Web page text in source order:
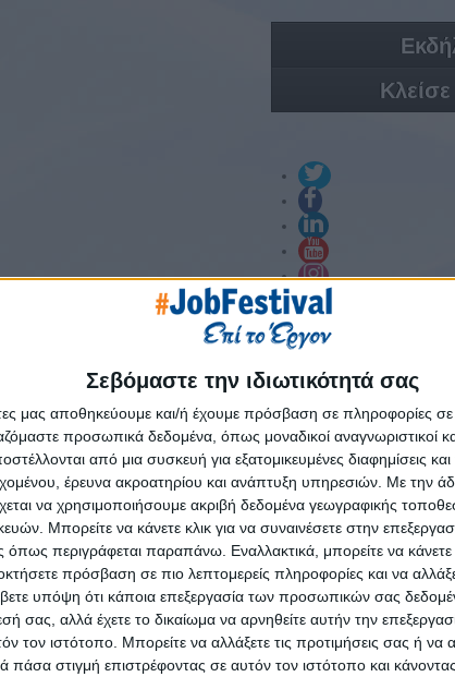
Σεβόμαστε την ιδιωτικότητά σας
μας αποθηκεύουμε και/ή έχουμε πρόσβαση σε πληροφορίες
προσωπικά δεδομένα, όπως μοναδικοί αναγνωριστικοί
από μια συσκευή για εξατομικευμένες διαφημίσεις
έρευνα ακροατηρίου και ανάπτυξη υπηρεσιών. Με την
να χρησιμοποιήσουμε ακριβή δεδομένα γεωγραφικής
Μπορείτε να κάνετε κλικ για να συναινέσετε στην
περιγράφεται παραπάνω. Εναλλακτικά, μπορείτε να κάνετε
πρόσβαση σε πιο λεπτομερείς πληροφορίες και να
υπόψη ότι κάποια επεξεργασία των προσωπικών σας
σας, αλλά έχετε το δικαίωμα να αρνηθείτε αυτήν την
τον ιστότοπο. Μπορείτε να αλλάξετε τις προτιμήσεις σας ή να
στιγμή επιστρέφοντας σε αυτόν τον ιστότοπο και
ΘΕΣΣΑΛΟΝΙΚΗ Προηγούμενες Εκδηλώσεις
2018
Εκτύπωση